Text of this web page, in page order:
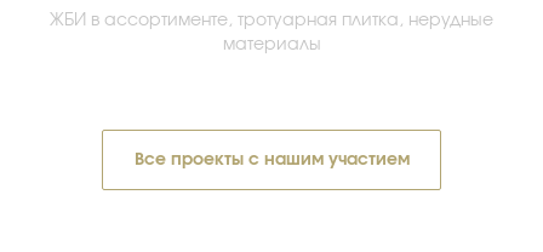
ЖБИ в ассортименте, тротуарная плитка, нерудные
материалы
Все проекты с нашим участием